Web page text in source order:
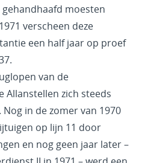
moesten
verscheen deze
een half jaar op proef
van de
Allanstellen zich steeds
in de zomer van 1970
op lijn 11 door
en nog geen jaar later –